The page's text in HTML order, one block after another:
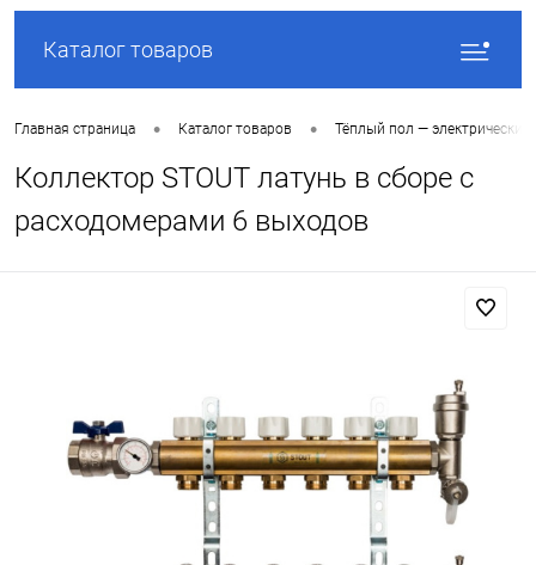
Каталог товаров
Главная страница • Каталог товаров • Тёплый пол —
Коллектор STOUT латунь в сборе с
расходомерами 6 выходов